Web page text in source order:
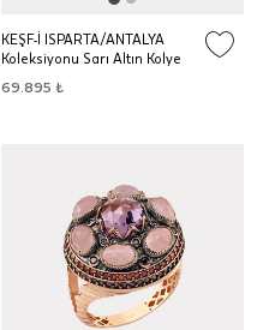
KEŞF-İ ISPARTA/ANTALYA
Koleksiyonu Sarı Altın Kolye
69.895 ₺